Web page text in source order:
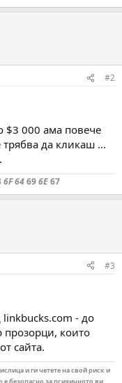
#2
$3 000 ама повече
да кликаш ...
6F 64696E67
#3
- до
прозорци, които
сайта.
и ги четете на свой риск и
е безопасно за психичното ви